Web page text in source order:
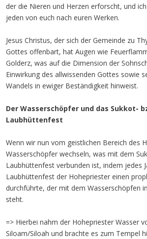
der die Nieren und Herzen erforscht, und
jeden von euch nach euren Werken.
Jesus Christus, der sich der Gemeinde zu
Gottes offenbart, hat Augen wie
Golderz, was auf die Dimension der
Einwirkung des allwissenden Gottes sowie
Wandels in ewiger Beständigkeit hinweist.
Der Wasserschöpfer und das Sukkot-
Laubhüttenfest
Wenn wir nun vom geistlichen Bereich des
Wasserschöpfer wechseln, was mit dem
Laubhüttenfest verbunden ist, indem jedes
Laubhüttenfest der Hohepriester einen
durchführte, der mit dem Wasserschöpfen
steht.
=> Hierbei nahm der Hohepriester Wasser
Siloam/Siloah und brachte es zum Tempel